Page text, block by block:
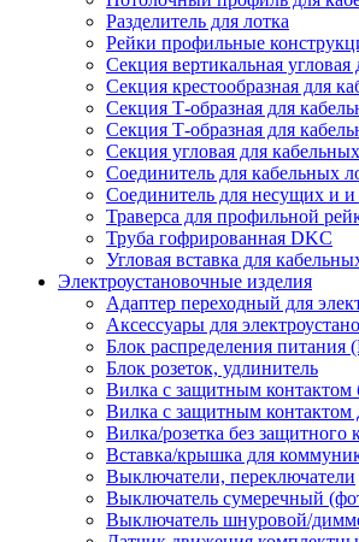
Разделитель для лотка
Рейки профильные
Секция вертикальная
Секция крестообразная для
Секция Т-образная для
Секция Т-образная для
Секция угловая для
Соединитель для кабельных
Соединитель для несущих и
Траверса для профильной
Труба гофрированная DKC
Угловая вставка для
Электроустановочные изделия
Адаптер переходный для
Аксессуары для
Блок распределения питания
Блок розеток, удлинитель
Вилка с защитным контактом
Вилка с защитным контактом
Вилка/розетка без защитного
Вставка/крышка для
Выключатели, переключатели
Выключатель сумеречный
Выключатель шнуровой/